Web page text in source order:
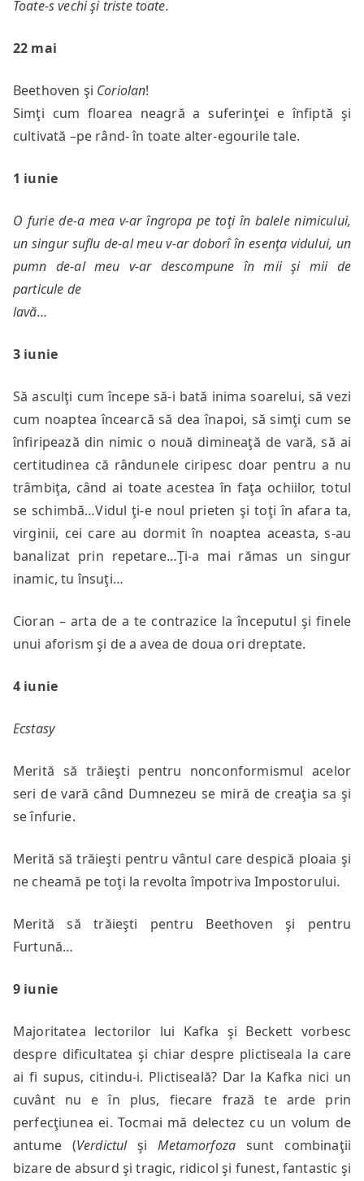
Toate-s vechi şi triste toate.
22 mai
Beethoven şi Coriolan!
Simţi cum floarea neagră a suferinţei e înfiptă şi
cultivată –pe rând- în toate alter-egourile tale.
1 iunie
O furie de-a mea v-ar îngropa pe toţi în balele nimicului,
un singur suflu de-al meu v-ar doborî în esenţa vidului, un
pumn de-al meu v-ar descompune în mii şi mii de
particule de
lavă…
3 iunie
Să asculţi cum începe să-i bată inima soarelui, să vezi
cum noaptea încearcă să dea înapoi, să simţi cum se
înfiripează din nimic o nouă dimineaţă de vară, să ai
certitudinea că rândunele ciripesc doar pentru a nu
trâmbiţa, când ai toate acestea în faţa ochiilor, totul
se schimbă…Vidul ţi-e noul prieten şi toţi în afara ta,
virginii, cei care au dormit în noaptea aceasta, s-au
banalizat prin repetare…Ţi-a mai rămas un singur
inamic, tu însuţi…
Cioran – arta de a te contrazice la începutul şi finele
unui aforism şi de a avea de doua ori dreptate.
4 iunie
Ecstasy
Merită să trăieşti pentru nonconformismul acelor
seri de vară când Dumnezeu se miră de creaţia sa şi
se înfurie.
Merită să trăieşti pentru vântul care despică ploaia şi
ne cheamă pe toţi la revolta împotriva Impostorului.
Merită să trăieşti pentru Beethoven şi pentru
Furtună…
9 iunie
Majoritatea lectorilor lui Kafka şi Beckett vorbesc
despre dificultatea şi chiar despre plictiseala la care
ai fi supus, citindu-i. Plictiseală? Dar la Kafka nici un
cuvânt nu e în plus, fiecare frază te arde prin
perfecţiunea ei. Tocmai mă delectez cu un volum de
antume (VerdictulşiMetamorfoza sunt combinaţii
bizare de absurd şi tragic, ridicol şi funest, fantastic şi